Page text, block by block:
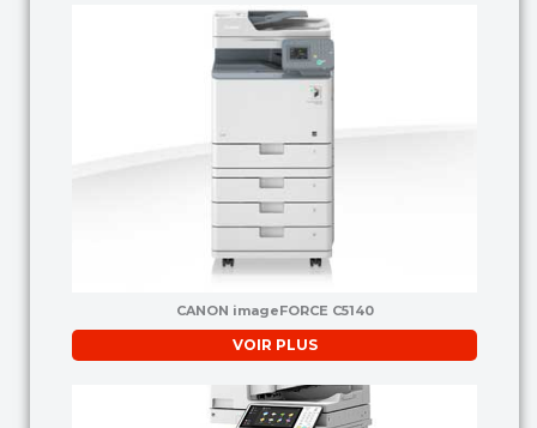
CANON imageFORCE C5140
VOIR PLUS